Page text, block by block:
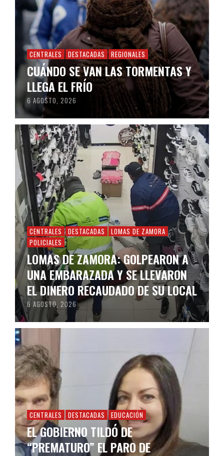
CENTRALES DESTACADAS REGIONALES
CUÁNDO SE VAN LAS TORMENTAS Y
LLEGA EL FRÍO
6 AGOSTO, 2026
CENTRALES DESTACADAS
LOMAS DE ZAMORA
POLICIALES
LOMAS DE ZAMORA: GOLPEARON A
UNA EMBARAZADA Y SE LLEVARON
EL DINERO RECAUDADO DE SU LOCAL
6 AGOSTO, 2026
CENTRALES DESTACADAS EDUCACIÓN
EL GOBIERNO TILDÓ DE
“PREMATURO” EL PARO DE